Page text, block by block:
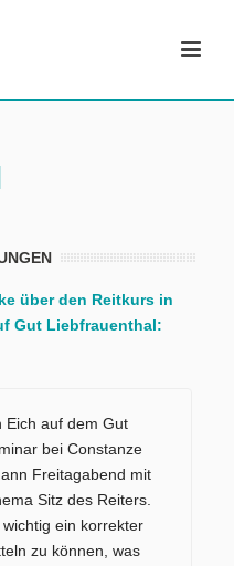
über den Reitkurs in
Gut Liebfrauenthal:
Eich auf dem Gut
bei Constanze
Freitagabend mit
Sitz des Reiters.
ein korrekter
zu können, was